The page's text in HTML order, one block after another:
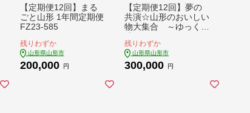
【定期便12回】まる
ごと山形 1年間定期便
FZ23-585
残りわずか
山形県山形市
200,000 円
【定期便12回】夢の
共演☆山形のおいしい
物大集合 ～ゆっくり
Z24-991
残りわずか
山形県山形市
300,000 円